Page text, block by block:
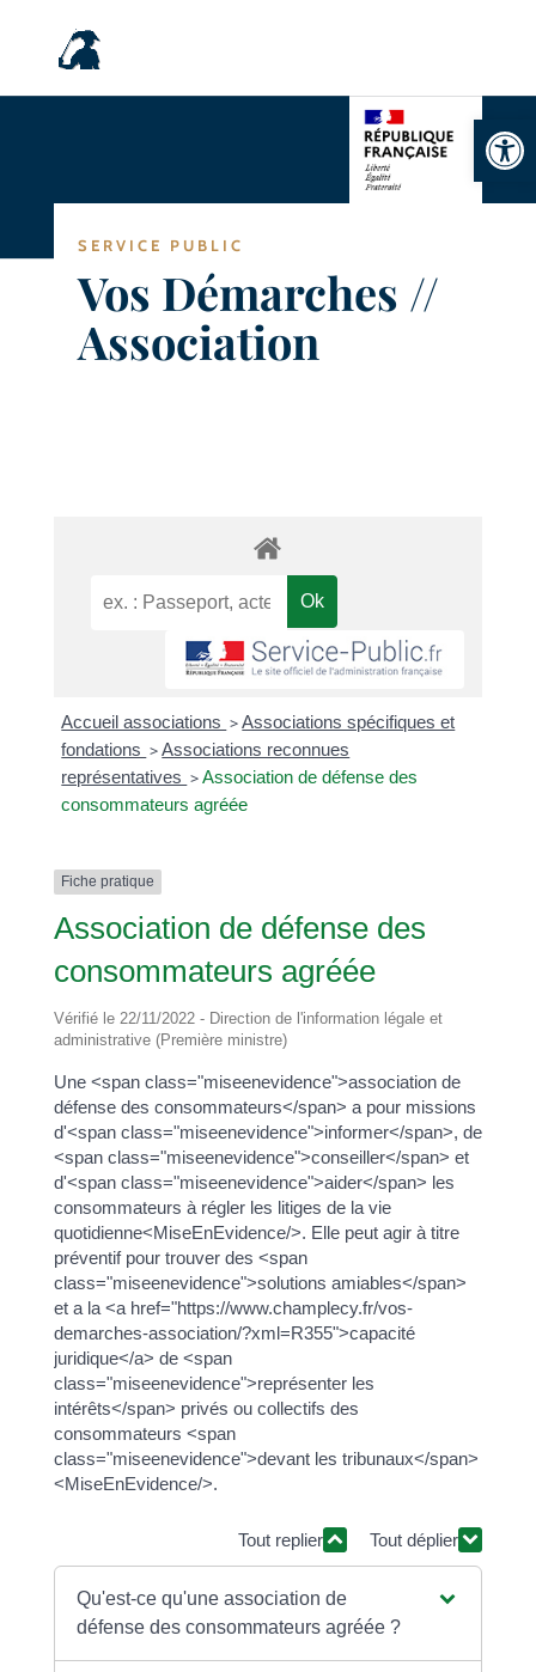
SERVICE PUBLIC
Vos Démarches //
Association
Accueil associations >Associations spécifiques et
fondations >Associations reconnues
représentatives >Association de défense des
consommateurs agréée
Fiche pratique
Association de défense des
consommateurs agréée
Vérifié le 22/11/2022 - Direction de l'information légale et
administrative (Première ministre)
Une <span class="miseenevidence">association de
défense des consommateurs</span> a pour missions
d'<span class="miseenevidence">informer</span>, de
<span class="miseenevidence">conseiller</span> et
d'<span class="miseenevidence">aider</span> les
consommateurs à régler les litiges de la vie
quotidienne<MiseEnEvidence/>. Elle peut agir à titre
préventif pour trouver des <span
class="miseenevidence">solutions amiables</span>
et a la <a href="https://www.champlecy.fr/vos-
demarches-association/?xml=R355">capacité
juridique</a> de <span
class="miseenevidence">représenter les
intérêts</span> privés ou collectifs des
consommateurs <span
class="miseenevidence">devant les tribunaux</span>
<MiseEnEvidence/>.
Tout replier Tout déplier
Qu'est-ce qu'une association de
défense des consommateurs agréée ?
Ouvrir